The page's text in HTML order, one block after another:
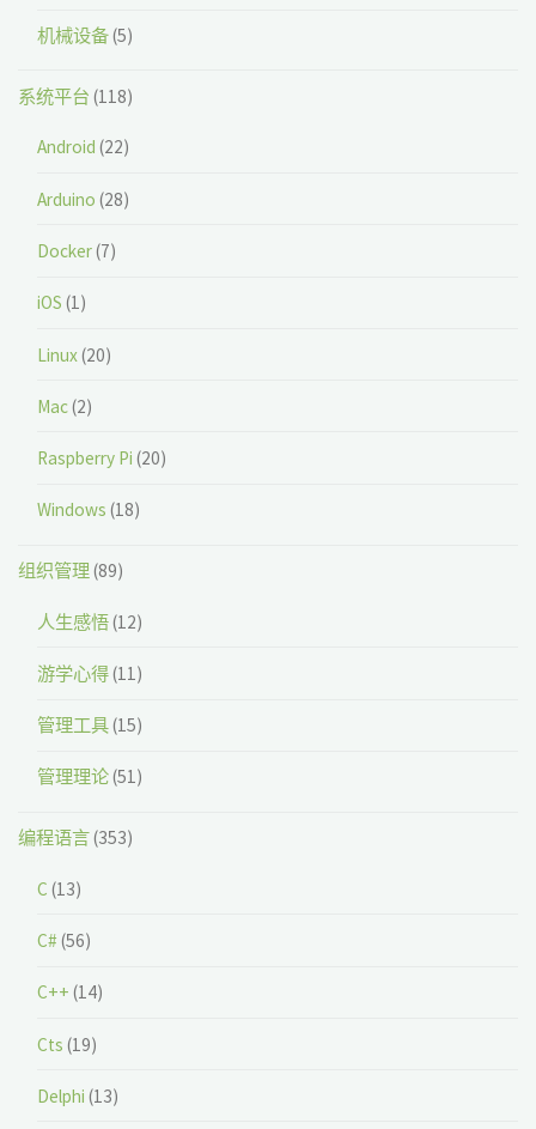
机械设备(5)
系统平台 (118)
Android (22)
Arduino (28)
Docker(7)
iOS (1)
Linux(20)
Mac(2)
Raspberry Pi (20)
Windows (18)
组织管理(89)
人生感悟(12)
游学心得(11)
管理工具(15)
管理理论(51)
编程语言(353)
C (13)
C# (56)
C++ (14)
Cts (19)
Delphi (13)